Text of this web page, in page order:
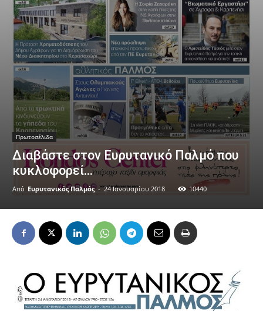
Πρωτοσέλιδα
Διαβάστε στον Ευρυτανικό Παλμό που
κυκλοφορεί…
Από Ευρυτανικός Παλμός - 24 Ιανουαρίου 2018 10440